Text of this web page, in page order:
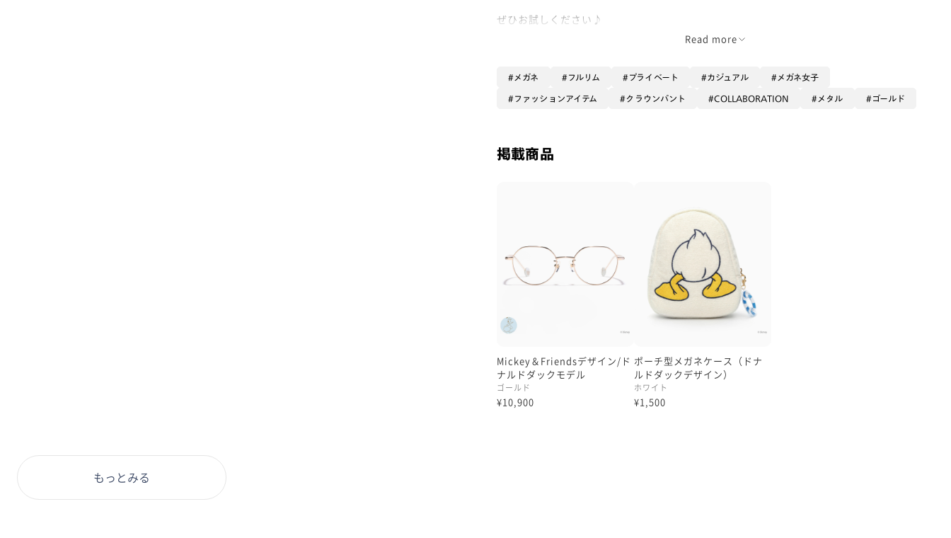
ぜひお試しください♪
Read more
メガネ フルリム プライベート カジュアル メガネ女子
ファッションアイテム クラウンパント COLLABORATION メタル ゴールド
掲載商品
Mickey＆Friendsデザイン/ド
ナルドダックモデル
ゴールド
¥10,900
ポーチ型メガネケース（ドナ
ルドダックデザイン）
ホワイト
¥1,500
もっとみる